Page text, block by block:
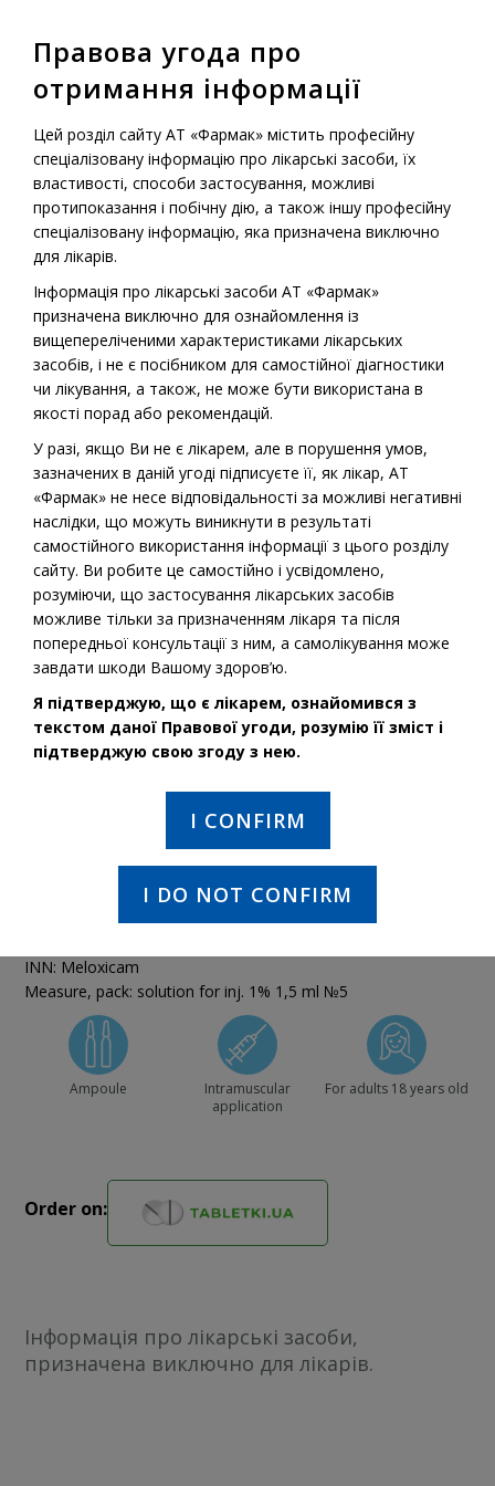
(solution)
Prescription Medications
Reumoxicam (solution)
Meloxicam
INN: Meloxicam
Measure, pack: solution for inj. 1% 1,5 ml №5
Ampoule
Intramuscular
application
For adults 18 years old
Order on:
Інформація про лікарські засоби,
призначена виключно для лікарів.
Правова угода про
отримання інформації
Цей розділ сайту АТ «Фармак» містить професійну
спеціалізовану інформацію про лікарські засоби, їх
властивості, способи застосування, можливі
протипоказання і побічну дію, а також іншу професійну
спеціалізовану інформацію, яка призначена виключно
для лікарів.
Інформація про лікарські засоби АТ «Фармак»
призначена виключно для ознайомлення із
вищепереліченими характеристиками лікарських
засобів, і не є посібником для самостійної діагностики
чи лікування, а також, не може бути використана в
якості порад або рекомендацій.
У разі, якщо Ви не є лікарем, але в порушення умов,
зазначених в даній угоді підписуєте її, як лікар, АТ
«Фармак» не несе відповідальності за можливі негативні
наслідки, що можуть виникнути в результаті
самостійного використання інформації з цього розділу
сайту. Ви робите це самостійно і усвідомлено,
розуміючи, що застосування лікарських засобів
можливе тільки за призначенням лікаря та після
попередньої консультації з ним, а самолікування може
завдати шкоди Вашому здоров’ю.
Я підтверджую, що є лікарем, ознайомився з
текстом даної Правової угоди, розумію її зміст і
підтверджую свою згоду з нею.
I CONFIRM
I DO NOT CONFIRM